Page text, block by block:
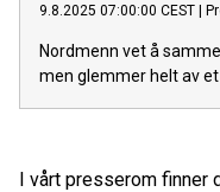
9.8.2025 07:00:00 CEST |
Nordmenn vet å
men glemmer helt av
I vårt presserom finner